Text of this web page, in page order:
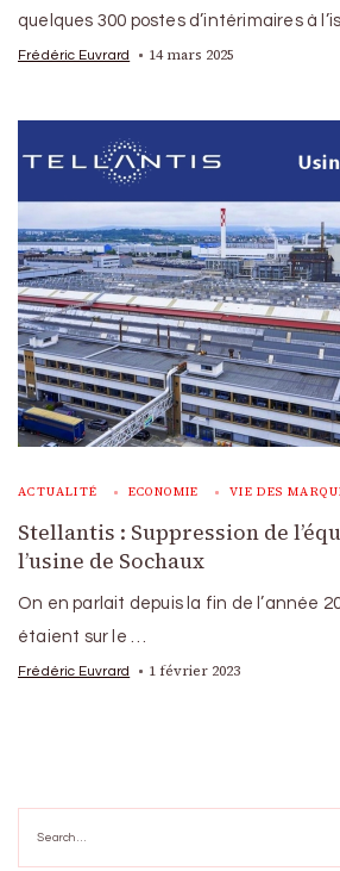
quelques 300 postes d’intérimaires à
Frédéric Euvrard 14 mars 2025
ACTUALITÉ ECONOMIE VIE DES
Stellantis : Suppression de
l’usine de Sochaux
On en parlait depuis la fin de l’année
étaient sur le …
Frédéric Euvrard 1 février 2023
for: